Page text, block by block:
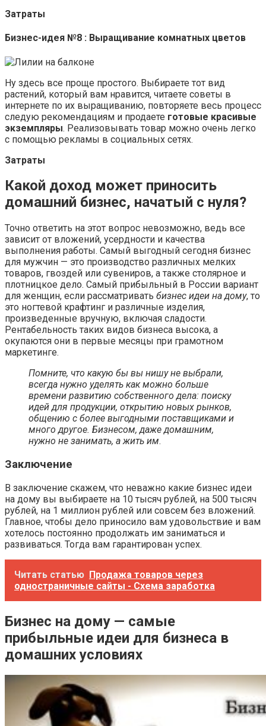
Затраты
Бизнес-идея №8 : Выращивание комнатных цветов
Ну здесь все проще простого. Выбираете тот вид
растений, который вам нравится, читаете советы в
интернете по их выращиванию, повторяете весь процесс
следую рекомендациям и продаете готовые красивые
экземпляры. Реализовывать товар можно очень легко
с помощью рекламы в социальных сетях.
Затраты
Какой доход может приносить
домашний бизнес, начатый с нуля?
Точно ответить на этот вопрос невозможно, ведь все
зависит от вложений, усердности и качества
выполнения работы. Самый выгодный сегодня бизнес
для мужчин — это производство различных мелких
товаров, гвоздей или сувениров, а также столярное и
плотницкое дело. Самый прибыльный в России вариант
для женщин, если рассматривать бизнес идеи на дому, то
это ногтевой крафтинг и различные изделия,
произведенные вручную, включая сладости.
Рентабельность таких видов бизнеса высока, а
окупаются они в первые месяцы при грамотном
маркетинге.
Помните, что какую бы вы нишу не выбрали,
всегда нужно уделять как можно больше
времени развитию собственного дела: поиску
идей для продукции, открытию новых рынков,
общению с более выгодными поставщиками и
много другое. Бизнесом, даже домашним,
нужно не занимать, а жить им.
Заключение
В заключение скажем, что неважно какие бизнес идеи
на дому вы выбираете на 10 тысяч рублей, на 500 тысяч
рублей, на 1 миллион рублей или совсем без вложений.
Главное, чтобы дело приносило вам удовольствие и вам
хотелось постоянно продолжать им заниматься и
развиваться. Тогда вам гарантирован успех.
Читать статью Продажа товаров через
одностраничные сайты - Схема заработка
Бизнес на дому — самые
прибыльные идеи для бизнеса в
домашних условиях